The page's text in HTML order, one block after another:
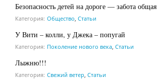
Безопасность детей на дороге — забота общая
Категория: Общество Статьи
У Вити – колли, у Джека – попугай
Категория: Поколение нового века Статьи
Лыжню!!!
Категория: Свежий ветер Статьи